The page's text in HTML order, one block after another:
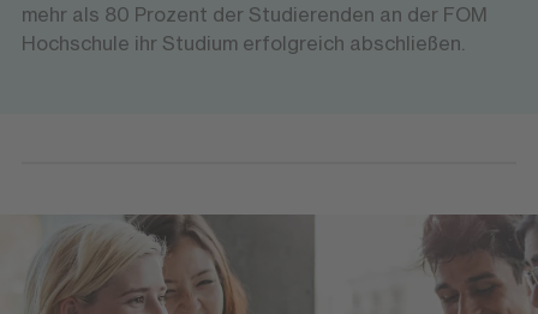
mehr als 80 Prozent der Studierenden an der FOM
Hochschule ihr Studium erfolgreich abschließen.